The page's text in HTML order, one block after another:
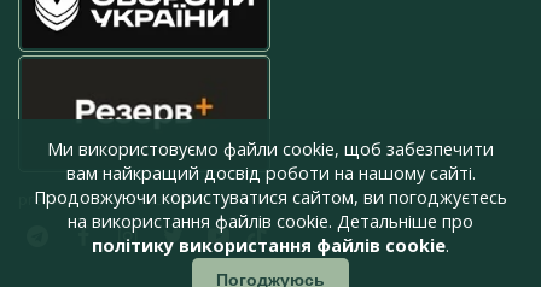
press@armyinform.com.ua
Ми використовуємо файли cookie, щоб забезпечити
вам найкращий досвід роботи на нашому сайті.
Продовжуючи користуватися сайтом, ви погоджуєтесь
на використання файлів cookie. Детальніше про
політику використання файлів cookie.
Погоджуюсь